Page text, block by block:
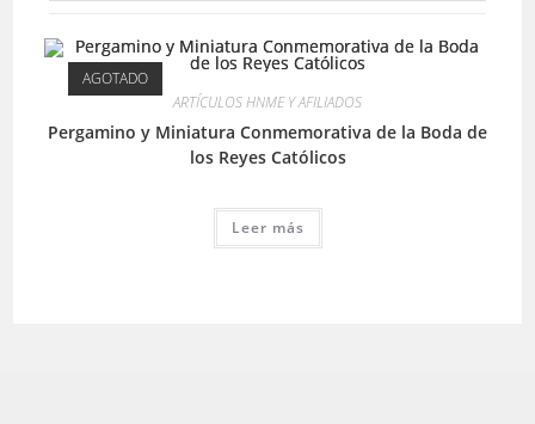
AGOTADO
ARTÍCULOS HNME Y AFILIADOS
Pergamino y Miniatura Conmemorativa de la Boda de
los Reyes Católicos
Leer más